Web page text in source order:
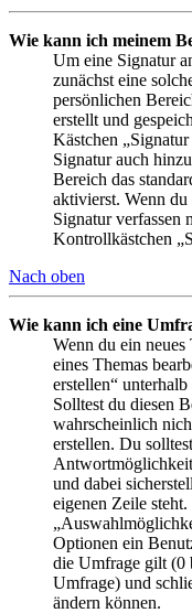
Wie kann ich meinem
Um eine Signatur
zunächst eine
persönlichen
erstellt und
Kästchen
Signatur auch
Bereich das
aktivierst. Wenn
Signatur verfassen
Kontrollkästchen
Nach oben
Wie kann ich eine
Wenn du ein
eines Themas
erstellen“
Solltest du diesen
wahrscheinlich
erstellen. Du
und dabei
eigenen Zeile
Optionen ein
die Umfrage gilt (0
Umfrage) und
ändern können.